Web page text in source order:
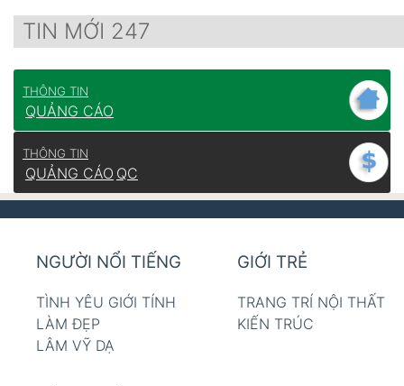
TIN MỚI 247
THÔNG TIN
QUẢNG CÁO
THÔNG TIN
QUẢNG CÁO QC
NGƯỜI NỔI TIẾNG
TÌNH YÊU GIỚI TÍNH
LÀM ĐẸP
LÂM VỸ DẠ
GIỚI TRẺ
TRANG TRÍ NỘI THẤT
KIẾN TRÚC